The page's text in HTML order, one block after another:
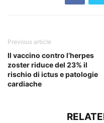
Previous article
Il vaccino contro l’herpes
zoster riduce del 23% il
rischio di ictus e patologie
cardiache